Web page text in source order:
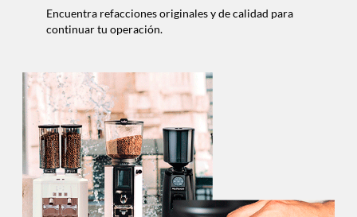
Encuentra refacciones originales y de calidad para
continuar tu operación.